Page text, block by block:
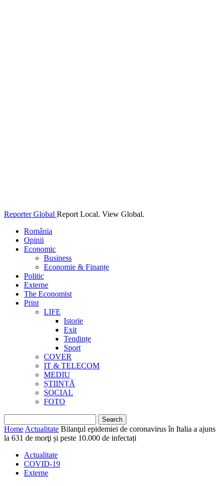
Reporter Global Report Local. View Global.
România
Opinii
Economic
Business
Economie & Finanțe
Politic
Externe
The Economist
Print
LIFE
Istorie
Exit
Tendințe
Sport
COVER
IT & TELECOM
MEDIU
ȘTIINȚĂ
SOCIAL
FOTO
Home Actualitate Bilanţul epidemiei de coronavirus în Italia a ajuns
la 631 de morţi și peste 10.000 de infectați
Actualitate
COVID-19
Externe